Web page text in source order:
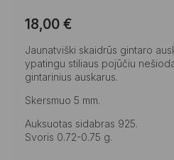
18,00 €
Jaunatviški skaidrūs gintaro
ypatingu stiliaus pojūčiu
gintarinius auskarus.
Skersmuo 5 mm.
Auksuotas sidabras 925.
Svoris 0.72-0.75 g.